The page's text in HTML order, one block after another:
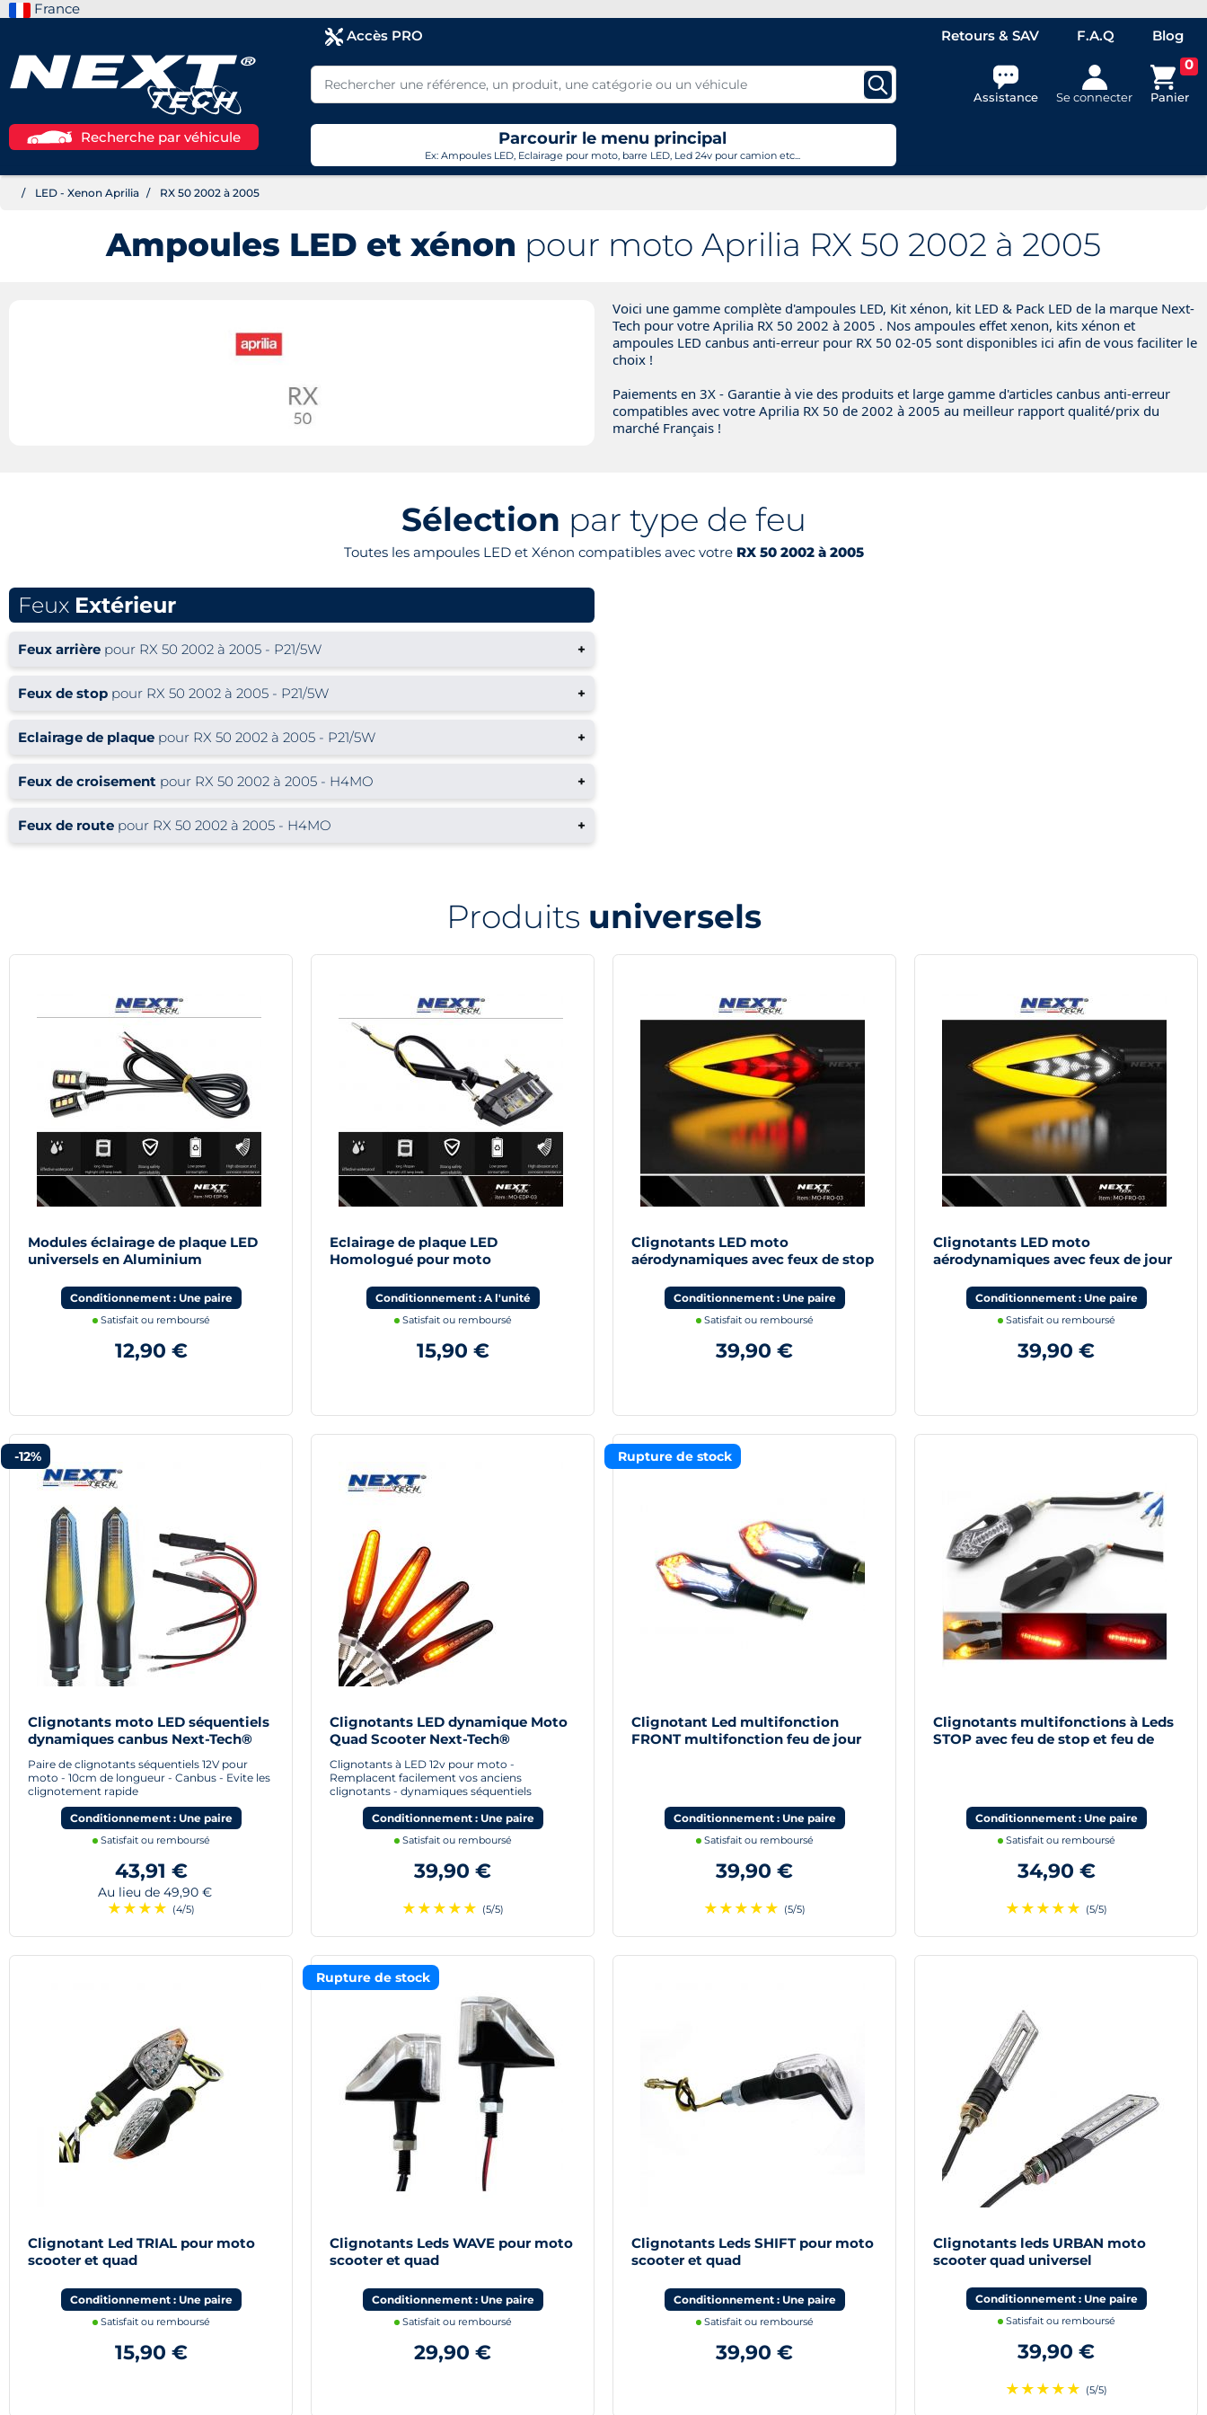
France
Accès PRO
Retours & SAV F.A.Q Blog
Assistance Se connecter
0
Panier
Recherche par véhicule Parcourir le menu principal
Ex: Ampoules LED, Eclairage pour moto, barre LED, Led 24v pour camion etc...
LED - Xenon Aprilia RX 50 2002 à 2005
Ampoules LED et xénon pour moto Aprilia RX 50 2002 à 2005
Voici une gamme complète d'ampoules LED, Kit xénon, kit LED & Pack LED de la marque Next-
Tech pour votre Aprilia RX 50 2002 à 2005 . Nos ampoules effet xenon, kits xénon et
ampoules LED canbus anti-erreur pour RX 50 02-05 sont disponibles ici afin de vous faciliter le
choix !
Paiements en 3X - Garantie à vie des produits et large gamme d'articles canbus anti-erreur
compatibles avec votre Aprilia RX 50 de 2002 à 2005 au meilleur rapport qualité/prix du
marché Français !
Sélection par type de feu
Toutes les ampoules LED et Xénon compatibles avec votre RX 50 2002 à 2005
Feux Extérieur
Feux arrière pour RX 50 2002 à 2005 - P21/5W +
Feux de stop pour RX 50 2002 à 2005 - P21/5W +
Eclairage de plaque pour RX 50 2002 à 2005 - P21/5W +
Feux de croisement pour RX 50 2002 à 2005 - H4MO +
Feux de route pour RX 50 2002 à 2005 - H4MO +
Produits universels
Modules éclairage de plaque LED
universels en Aluminium
Conditionnement : Une paire
Satisfait ou remboursé
12,90 €
Eclairage de plaque LED
Homologué pour moto
Conditionnement : A l'unité
Satisfait ou remboursé
15,90 €
Clignotants LED moto
aérodynamiques avec feux de stop
Conditionnement : Une paire
Satisfait ou remboursé
39,90 €
Clignotants LED moto
aérodynamiques avec feux de jour
Conditionnement : Une paire
Satisfait ou remboursé
39,90 €
-12%
Clignotants moto LED séquentiels
dynamiques canbus Next-Tech®
Paire de clignotants séquentiels 12V pour
moto - 10cm de longueur - Canbus - Evite les
clignotement rapide
Conditionnement : Une paire
Satisfait ou remboursé
43,91 €
Au lieu de 49,90 €
★ ★ ★ ★ (4/5)
Clignotants LED dynamique Moto
Quad Scooter Next-Tech®
Clignotants à LED 12v pour moto -
Remplacent facilement vos anciens
clignotants - dynamiques séquentiels
Conditionnement : Une paire
Satisfait ou remboursé
39,90 €
★ ★ ★ ★ ★ (5/5)
Rupture de stock
Clignotant Led multifonction
FRONT multifonction feu de jour
Conditionnement : Une paire
Satisfait ou remboursé
39,90 €
★ ★ ★ ★ ★ (5/5)
Clignotants multifonctions à Leds
STOP avec feu de stop et feu de
Conditionnement : Une paire
Satisfait ou remboursé
34,90 €
★ ★ ★ ★ ★ (5/5)
Clignotant Led TRIAL pour moto
scooter et quad
Conditionnement : Une paire
Satisfait ou remboursé
15,90 €
Rupture de stock
Clignotants Leds WAVE pour moto
scooter et quad
Conditionnement : Une paire
Satisfait ou remboursé
29,90 €
Clignotants Leds SHIFT pour moto
scooter et quad
Conditionnement : Une paire
Satisfait ou remboursé
39,90 €
Clignotants leds URBAN moto
scooter quad universel
Conditionnement : Une paire
Satisfait ou remboursé
39,90 €
★ ★ ★ ★ ★ (5/5)